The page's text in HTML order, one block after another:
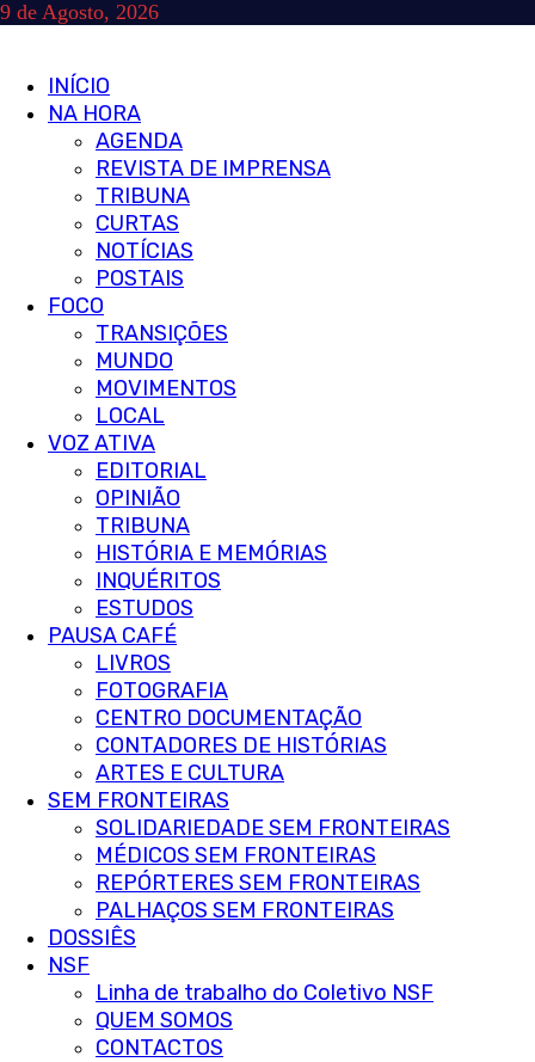
Skip
9 de Agosto, 2026
Primary
Menu
INÍCIO
NA HORA
AGENDA
REVISTA DE IMPRENSA
TRIBUNA
CURTAS
NOTÍCIAS
POSTAIS
FOCO
TRANSIÇÕES
MUNDO
MOVIMENTOS
LOCAL
VOZ ATIVA
EDITORIAL
OPINIÃO
TRIBUNA
HISTÓRIA E MEMÓRIAS
INQUÉRITOS
ESTUDOS
PAUSA CAFÉ
LIVROS
FOTOGRAFIA
CENTRO DOCUMENTAÇÃO
CONTADORES DE HISTÓRIAS
ARTES E CULTURA
SEM FRONTEIRAS
SOLIDARIEDADE SEM FRONTEIRAS
MÉDICOS SEM FRONTEIRAS
REPÓRTERES SEM FRONTEIRAS
PALHAÇOS SEM FRONTEIRAS
DOSSIÊS
NSF
Linha de trabalho do Coletivo NSF
QUEM SOMOS
CONTACTOS